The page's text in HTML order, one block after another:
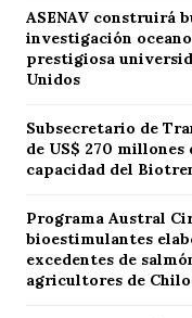
ASENAV construirá
investigación
prestigiosa
Unidos
Subsecretario de
de US$ 270
capacidad del
Programa Austral
bioestimulantes
excedentes de
agricultores de